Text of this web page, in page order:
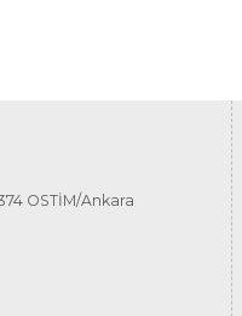
OSTİM/Ankara